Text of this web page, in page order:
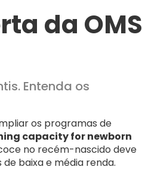
da OMS
Entenda os
os programas de
capacity for newborn
no recém-nascido deve
baixa e média renda.